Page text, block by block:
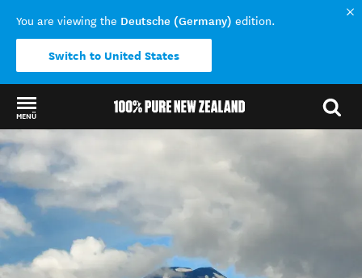
You are viewing the Deutsche (Germany) edition.
Switch to United States
MENÜ